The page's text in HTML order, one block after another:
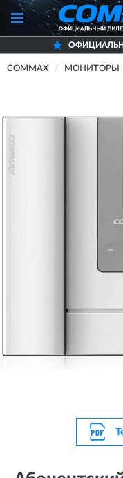
COMMAX МОНИТОРЫ